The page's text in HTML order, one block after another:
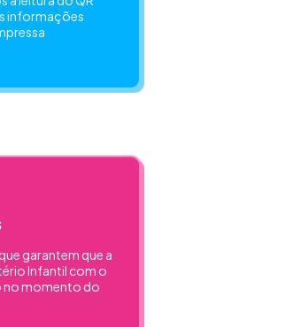
informações
garantem que a
Infantil com o
no momento do